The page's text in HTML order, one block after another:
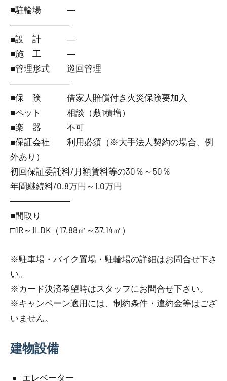
■駐輪場 ―
―――――――
■設 計 ―
■施 工 ―
■管理形式 巡回管理
―――――――
■保 険 借家人賠償付き火災保険要加入
■ペット 相談（敷1積増）
■楽 器 不可
■保証会社 利用必須（※大手法人契約の場合、例
外あり）
初回保証委託料/月額賃料等の30％～50％
年間継続料/0.8万円～1.0万円
―――――――
■間取り
□1R～1LDK（17.88㎡～37.14㎡）
※駐車場・バイク置場・駐輪場の詳細はお問合せ下さ
い。
※カード決済希望時はスタッフにお問合せ下さい。
※キャンペーン適用には、制約条件・違約金等はござ
いません。
建物設備
エレベーター